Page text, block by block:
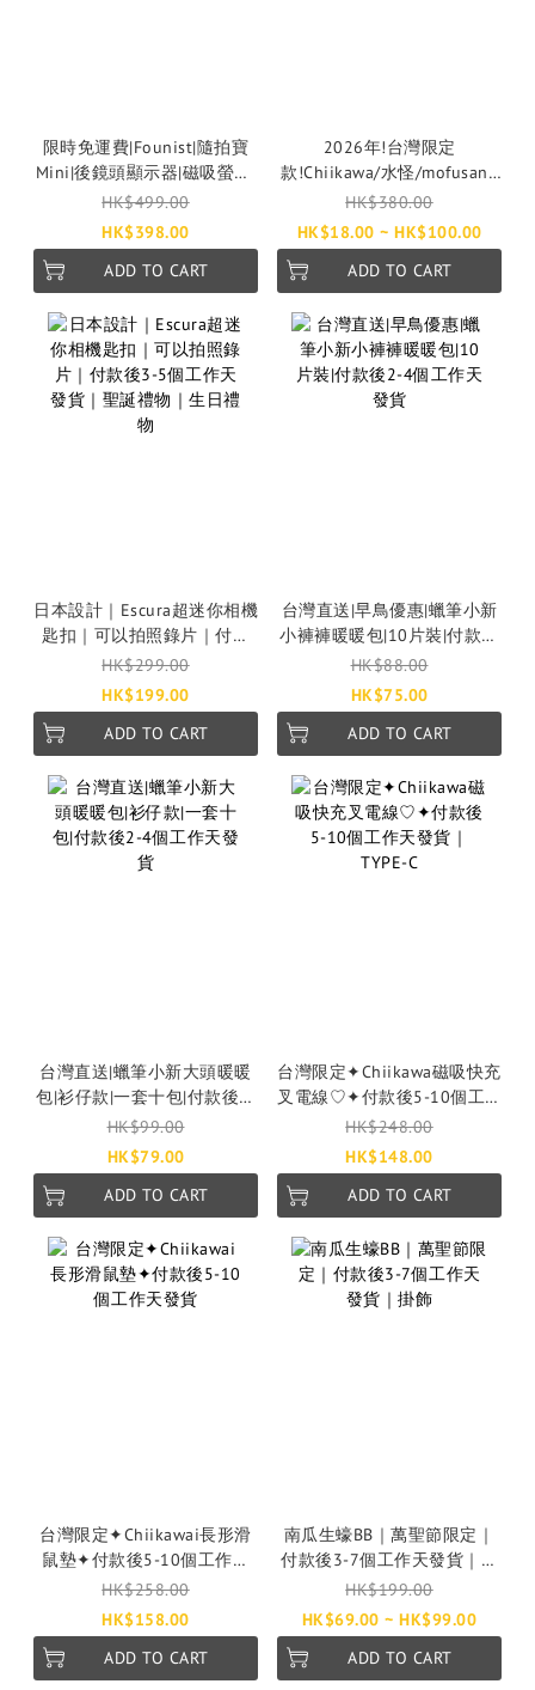
限時免運費|Founist|隨拍寶
Mini|後鏡頭顯示器|磁吸螢幕|
旅行神器|threads爆紅|付款後
5-10個工作天發貨
HK$499.00
HK$398.00
ADD TO CART
2026年!台灣限定
款!Chiikawa/水怪/mofusand
｜十包起低至$10一包｜12月
發貨|利是封|紅包｜揮春
HK$380.00
HK$18.00 ~ HK$100.00
ADD TO CART
日本設計｜Escura超迷你相機
匙扣｜可以拍照錄片｜付款
後3-5個工作天發貨｜聖誕禮
物｜生日禮物
HK$299.00
HK$199.00
ADD TO CART
台灣直送|早鳥優惠|蠟筆小新
小褲褲暖暖包|10片裝|付款後
2-4個工作天發貨
HK$88.00
HK$75.00
ADD TO CART
台灣直送|蠟筆小新大頭暖暖
包|衫仔款|一套十包|付款後2-
4個工作天發貨
HK$99.00
HK$79.00
ADD TO CART
台灣限定✦Chiikawa磁吸快充
叉電線♡✦付款後5-10個工作
天發貨｜TYPE-C
HK$248.00
HK$148.00
ADD TO CART
台灣限定✦Chiikawai長形滑
鼠墊✦付款後5-10個工作天
發貨
HK$258.00
HK$158.00
ADD TO CART
南瓜生蠔BB｜萬聖節限定｜
付款後3-7個工作天發貨｜掛
飾
HK$199.00
HK$69.00 ~ HK$99.00
ADD TO CART